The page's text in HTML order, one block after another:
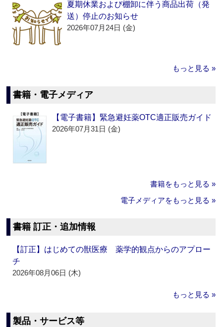
夏期休業および棚卸に伴う商品出荷（発
送）停止のお知らせ
2026年07月24日 (金)
もっと見る »
書籍・電子メディア
【電子書籍】緊急避妊薬OTC適正販売ガイド
2026年07月31日 (金)
書籍をもっと見る »
電子メディアをもっと見る »
書籍 訂正・追加情報
【訂正】はじめての獣医療 薬学的観点からのアプロー
チ
2026年08月06日 (木)
もっと見る »
製品・サービス等